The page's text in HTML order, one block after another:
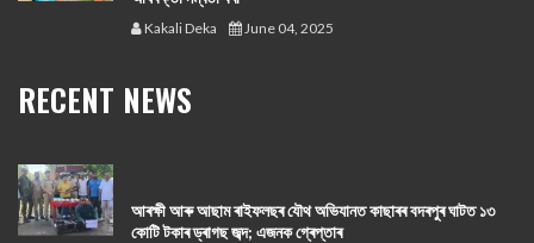
Kakali Deka June 04, 2025
RECENT NEWS
আৰক্ষী আৰু আছাম ৰাইফলছৰ যৌথ অভিযানত কাছাৰৰ বদৰপুৰ ঘাটত ১৩
কোটি টকাৰ ড্ৰাগছ জব্দ; এজনক গ্ৰেপ্তাৰ